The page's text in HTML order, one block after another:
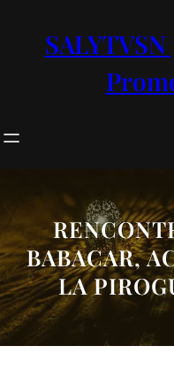
contenu
BABACAR,
LA